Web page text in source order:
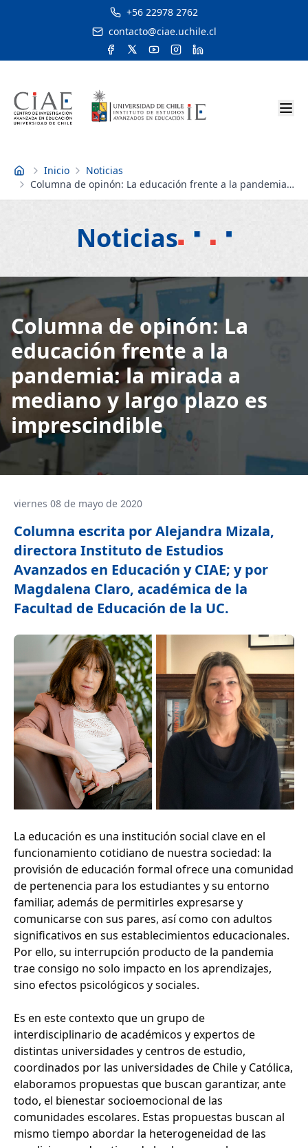
+56 22978 2762
contacto@ciae.uchile.cl
Inicio Inicio
Noticias
Columna de opinón: La educación frente a la pandemia:
la mirada a mediano y largo plazo es imprescindible
Noticias
Columna de opinón: La
educación frente a la
pandemia: la mirada a
mediano y largo plazo es
imprescindible
viernes 08 de mayo de 2020
Columna escrita por Alejandra Mizala,
directora Instituto de Estudios
Avanzados en Educación y CIAE; y por
Magdalena Claro, académica de la
Facultad de Educación de la UC.
La educación es una institución social clave en el
funcionamiento cotidiano de nuestra sociedad: la
provisión de educación formal ofrece una comunidad
de pertenencia para los estudiantes y su entorno
familiar, además de permitirles expresarse y
comunicarse con sus pares, así como con adultos
significativos en sus establecimientos educacionales.
Por ello, su interrupción producto de la pandemia
trae consigo no solo impacto en los aprendizajes,
sino efectos psicológicos y sociales.
Es en este contexto que un grupo de
interdisciplinario de académicos y expertos de
distintas universidades y centros de estudio,
coordinados por las universidades de Chile y Católica,
elaboramos propuestas que buscan garantizar, ante
todo, el bienestar socioemocional de las
comunidades escolares. Estas propuestas buscan al
mismo tiempo abordar la heterogeneidad de las